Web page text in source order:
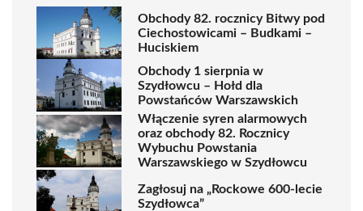
Obchody 82. rocznicy Bitwy pod
Ciechostowicami – Budkami –
Huciskiem
Obchody 1 sierpnia w
Szydłowcu – Hołd dla
Powstańców Warszawskich
Włączenie syren alarmowych
oraz obchody 82. Rocznicy
Wybuchu Powstania
Warszawskiego w Szydłowcu
Zagłosuj na „Rockowe 600-lecie
Szydłowca”